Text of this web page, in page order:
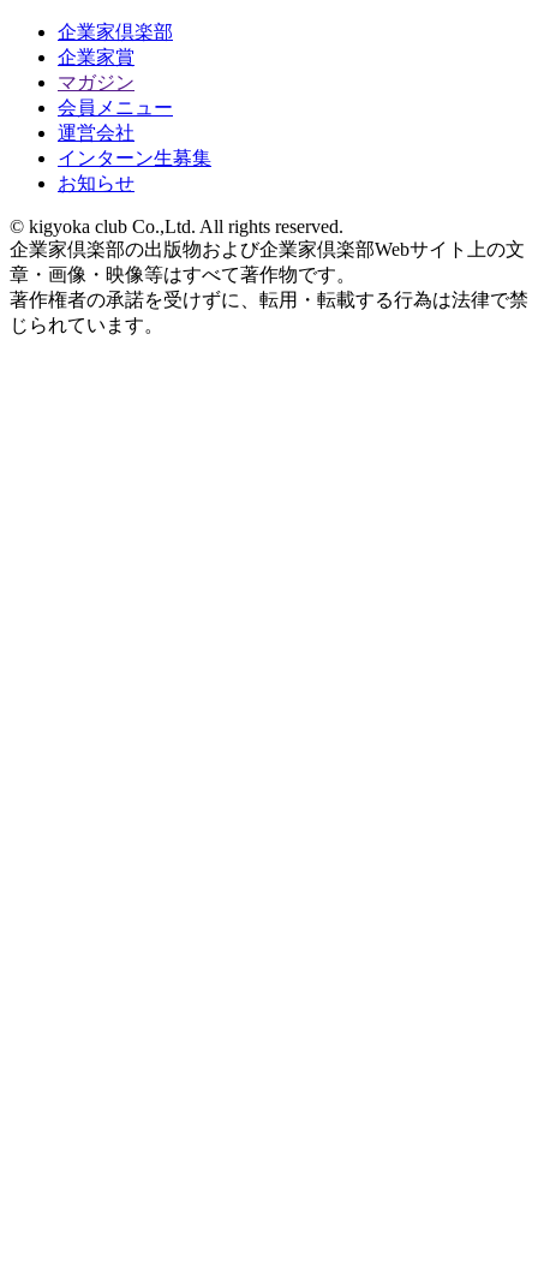
企業家倶楽部
企業家賞
マガジン
会員メニュー
運営会社
インターン生募集
お知らせ
© kigyoka club Co.,Ltd. All rights reserved.
企業家倶楽部の出版物および企業家倶楽部Webサイト上の文
章・画像・映像等はすべて著作物です。
著作権者の承諾を受けずに、転用・転載する行為は法律で禁
じられています。